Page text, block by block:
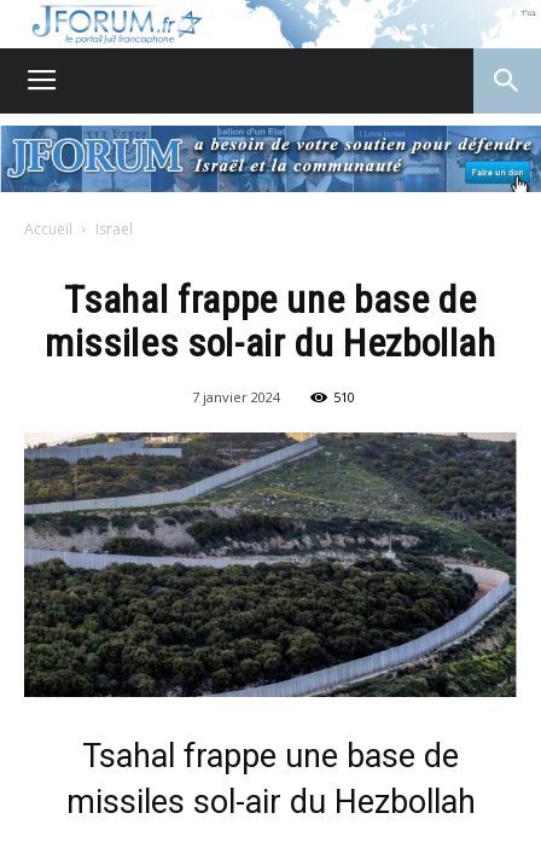
Accueil Israel
Tsahal frappe une base de
missiles sol-air du Hezbollah
7 janvier 2024 510
Tsahal frappe une base de
missiles sol-air du Hezbollah